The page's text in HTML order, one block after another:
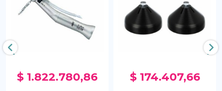
$ 1.822.780,86 $ 174.407,66
‹ ›